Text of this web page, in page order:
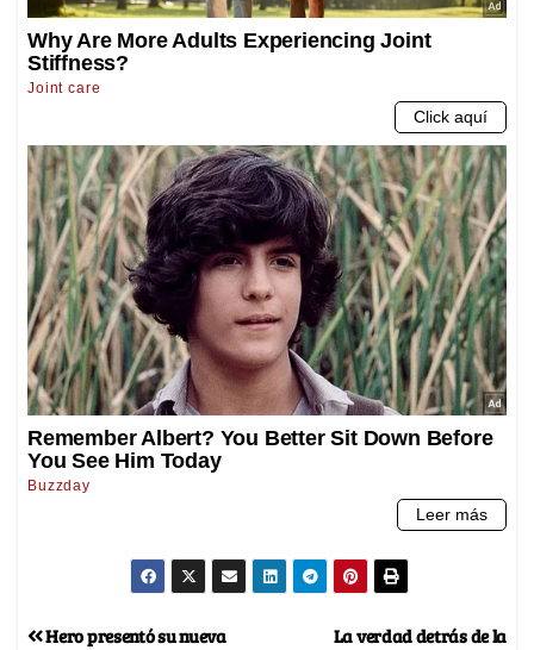
La verdad detrás de la
Hero presentó su nueva